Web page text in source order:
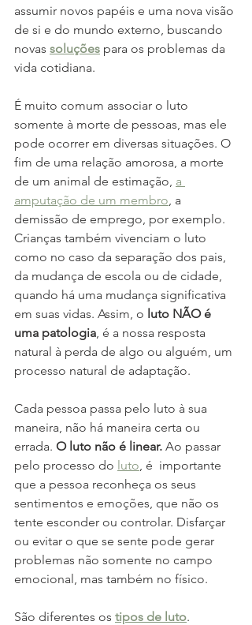
assumir novos papéis e uma nova visão
de si e do mundo externo, buscando
novas soluções para os problemas da
vida cotidiana.
É muito comum associar o luto
somente à morte de pessoas, mas ele
pode ocorrer em diversas situações. O
fim de uma relação amorosa, a morte
de um animal de estimação, a
amputação de um membro , a
demissão de emprego, por exemplo.
Crianças também vivenciam o luto
como no caso da separação dos pais,
da mudança de escola ou de cidade,
quando há uma mudança significativa
em suas vidas. Assim, o luto NÃO é
uma patologia , é a nossa resposta
natural à perda de algo ou alguém, um
processo natural de adaptação.
Cada pessoa passa pelo luto à sua
maneira, não há maneira certa ou
errada. O luto não é linear. Ao passar
pelo processo do luto , é  importante
que a pessoa reconheça os seus
sentimentos e emoções, que não os
tente esconder ou controlar. Disfarçar
ou evitar o que se sente pode gerar
problemas não somente no campo
emocional, mas também no físico.
São diferentes os tipos de luto.